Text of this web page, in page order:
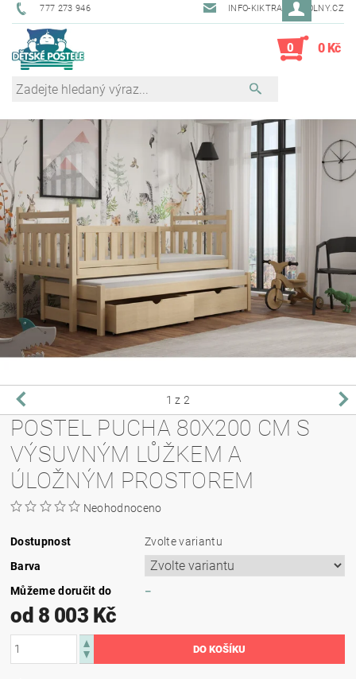
777 273 946 INFO-KIKTRADE@VOLNY.CZ
0 0 Kč
1 z 2
POSTEL PUCHA 80X200 CM S
VÝSUVNÝM LŮŽKEM A
ÚLOŽNÝM PROSTOREM
Neohodnoceno
Dostupnost
Zvolte variantu
Barva
Můžeme doručit do
–
od 8 003 Kč